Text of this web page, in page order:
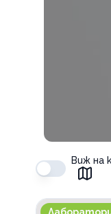
Виж на
Медицинска